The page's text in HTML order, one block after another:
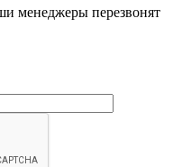
менеджеры перезвонят